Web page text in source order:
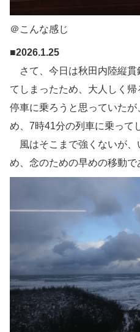
＠こんな感じ
■2026.1.25
さて、今日は秋田内陸縦貫
てしまったため、大人しく
停車に乗ろうと思っていた
め、7時41分の列車に乗って
風はそこまで強くないが、
め、念のための早めの移動で